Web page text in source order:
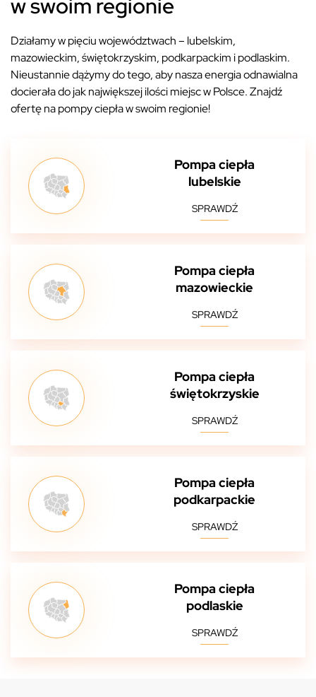
w swoim regionie
Działamy w pięciu województwach – lubelskim,
mazowieckim, świętokrzyskim, podkarpackim i podlaskim.
Nieustannie dążymy do tego, aby nasza energia odnawialna
docierała do jak największej ilości miejsc w Polsce. Znajdź
ofertę na pompy ciepła w swoim regionie!
Pompa ciepła
lubelskie
SPRAWDŹ
Pompa ciepła
mazowieckie
SPRAWDŹ
Pompa ciepła
świętokrzyskie
SPRAWDŹ
Pompa ciepła
podkarpackie
SPRAWDŹ
Pompa ciepła
podlaskie
SPRAWDŹ